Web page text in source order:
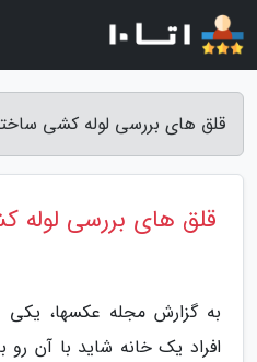
قلق های بررسی لوله کشی
قلق های بررسی لوله
به گزارش مجله عکسها، یکی
افراد یک خانه شاید با آن